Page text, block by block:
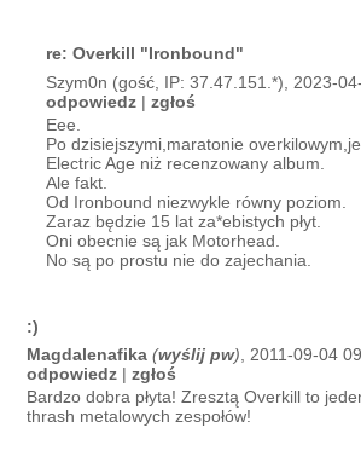
re: Overkill "Ironbound"
Szym0n (gość, IP: 37.47.151.*), 2023-
odpowiedz |zgłoś
Eee.
Po dzisiejszymi,maratonie
Electric Age niż recenzowany album.
Ale fakt.
Od Ironbound niezwykle równy poziom.
Zaraz będzie 15 lat za*ebistych płyt.
Oni obecnie są jak Motorhead.
No są po prostu nie do zajechania.
:)
Magdalenafika (wyślij pw) , 2011-09-04
odpowiedz |zgłoś
Bardzo dobra płyta! Zresztą Overkill to
thrash metalowych zespołów!